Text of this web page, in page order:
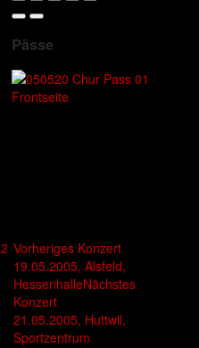
Pässe
Vorheriges Konzert
19.05.2005, Alsfeld,
HessenhalleNächstes
Konzert
21.05.2005, Huttwil,
Sportzentrum